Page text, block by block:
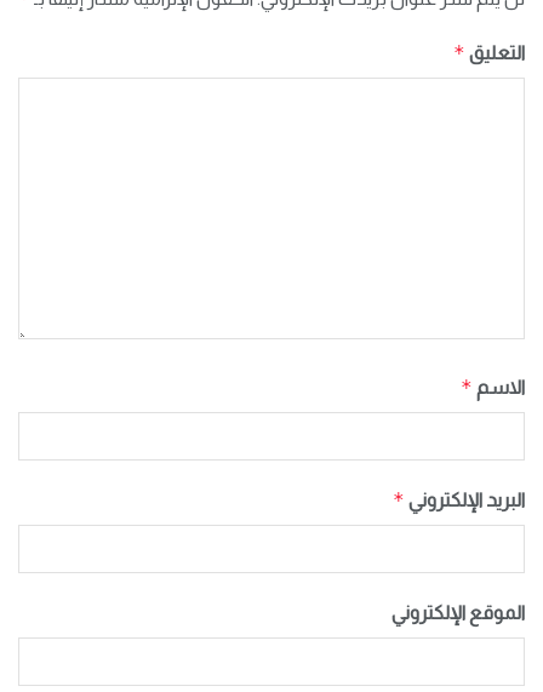
التعليق *
الاسم *
البريد الإلكتروني *
الموقع الإلكتروني